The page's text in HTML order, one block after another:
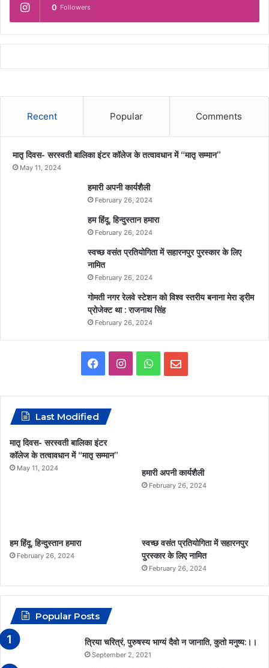
0 Followers
Recent Popular Comments
मातृ दिवस- सरस्वती बालिका इंटर कॉलेज के तत्वावधान में “मातृ सम्मान”
May 11, 2024
हमारी अपनी कार्यशैली
February 26, 2024
हम हिंदू, हिन्दुस्तान हमारा
February 26, 2024
स्वच्छ वसंत प्रतियोगिता में सहारनपुर पुरस्कार के लिए
नामित
February 26, 2024
गोमती नगर रेलवे स्टेशन को विश्व स्तरीय बनाना मेरा ड्रीम
प्रोजेक्ट था : राजनाथ सिंह
February 26, 2024
c
b
I
W
A
Last Modified
मातृ दिवस- सरस्वती बालिका इंटर
कॉलेज के तत्वावधान में “मातृ सम्मान”
May 11, 2024 हमारी अपनी कार्यशैली
February 26, 2024
हम हिंदू, हिन्दुस्तान हमारा
February 26, 2024
स्वच्छ वसंत प्रतियोगिता में सहारनपुर
पुरस्कार के लिए नामित
February 26, 2024
Popular Posts
त्रिया चरित्रं, पुरुषस्य भाग्यं दैवो न जानाति, कुतो मनुष्य:।।
September 2, 2021